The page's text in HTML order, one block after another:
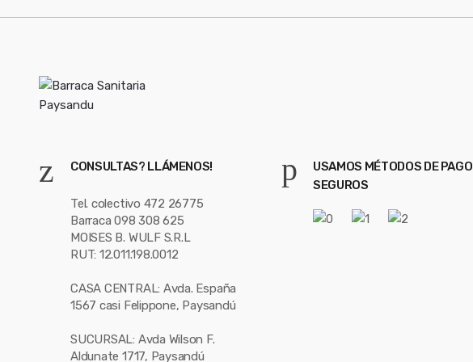
CONSULTAS? LLÁMENOS!
Tel. colectivo 472 26775
Barraca 098 308 625
MOISES B. WULF S.R.L
RUT: 12.011.198.0012
CASA CENTRAL: Avda. España
1567 casi Felippone, Paysandú
SUCURSAL: Avda Wilson F.
Aldunate 1717, Paysandú
USAMOS MÉTODOS DE PAGO
SEGUROS